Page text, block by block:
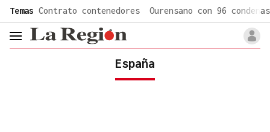
Temas Contrato contenedores Ourensano con 96 condenas
header.menu.open
España